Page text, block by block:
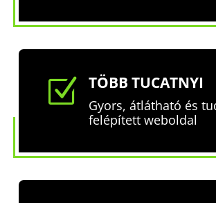
Z TÖBB TUCATNYI
Gyors, átlátható és
felépített weboldal